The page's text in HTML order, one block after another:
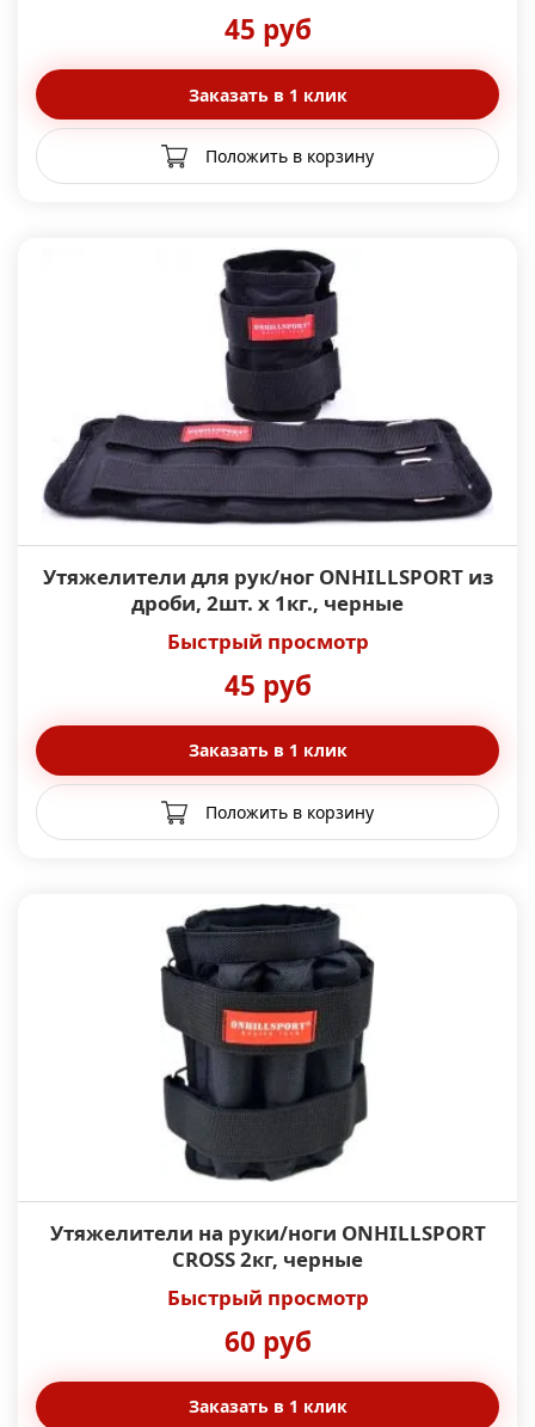
45 руб
Заказать в 1 клик
Положить в корзину
Утяжелители для рук/ног ONHILLSPORT из
дроби, 2шт. x 1кг., черные
Быстрый просмотр
45 руб
Заказать в 1 клик
Положить в корзину
Утяжелители на руки/ноги ONHILLSPORT
CROSS 2кг, черные
Быстрый просмотр
60 руб
Заказать в 1 клик